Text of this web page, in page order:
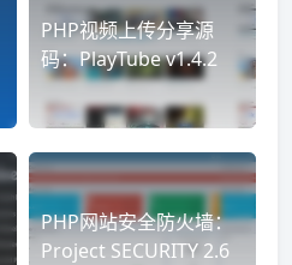
PHP视频上传分享源
码：PlayTube v1.4.2
PHP网站安全防火墙：
Project SECURITY 2.6